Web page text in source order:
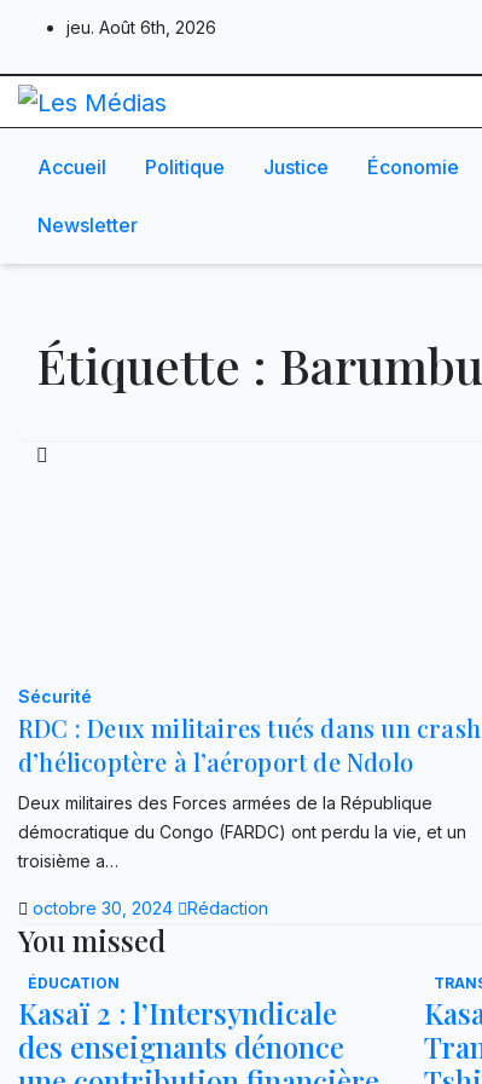
content
jeu. Août 6th, 2026
Accueil Politique Justice Économie
Newsletter
Étiquette : Barumbu
Sécurité
RDC : Deux militaires tués dans un crash
d’hélicoptère à l’aéroport de Ndolo
Deux militaires des Forces armées de la République
démocratique du Congo (FARDC) ont perdu la vie, et un
troisième a…
octobre 30, 2024 Rédaction
You missed
ÉDUCATION
Kasaï 2 : l’Intersyndicale
des enseignants dénonce